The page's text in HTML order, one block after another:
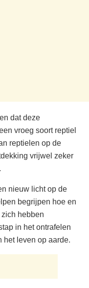
dat deze
vroeg soort reptiel
reptielen op de
vrijwel zeker
nieuw licht op de
begrijpen hoe en
hebben
in het ontrafelen
het leven op aarde.